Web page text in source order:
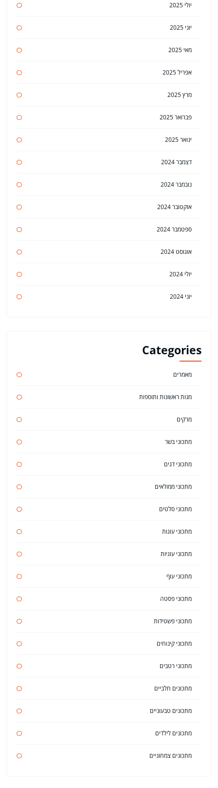
יולי 2025
יוני 2025
מאי 2025
אפריל 2025
מרץ 2025
פברואר 2025
ינואר 2025
דצמבר 2024
נובמבר 2024
אוקטובר 2024
ספטמבר 2024
אוגוסט 2024
יולי 2024
יוני 2024
Categories
מאמרים
מנות ראשונות ותוספות
מרקים
מתכוני בשר
מתכוני דגים
מתכוני ממולאים
מתכוני סלטים
מתכוני עוגות
מתכוני עוגיות
מתכוני עוף
מתכוני פסטה
מתכוני פשטידות
מתכוני קינוחים
מתכוני רטבים
מתכונים חלביים
מתכונים טבעוניים
מתכונים לילדים
מתכונים צמחוניים